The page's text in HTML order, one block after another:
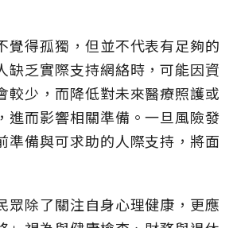
覺得孤獨，但並不代表有足夠的
缺乏實際支持網絡時，可能因資
較少，而降低對未來醫療照護或
進而影響相關準備。一旦風險發
準備與可求助的人際支持，將面
眾除了關注自身心理健康，更應